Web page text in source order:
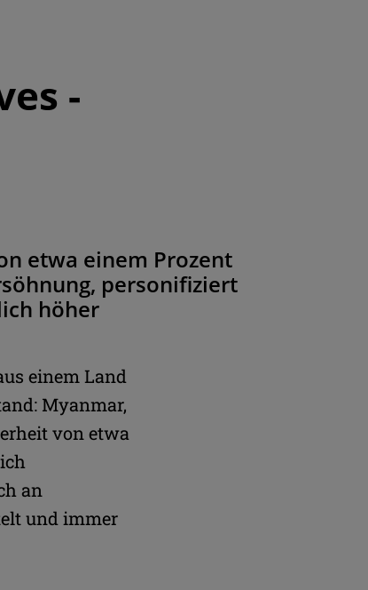
-
etwa einem Prozent
personifiziert
höher
einem Land
Myanmar,
von etwa
an
und immer